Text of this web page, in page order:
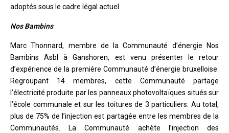
adoptés sous le cadre légal actuel.
Nos Bambins
Marc Thonnard, membre de la Communauté d’énergie Nos
Bambins Asbl à Ganshoren, est venu présenter le retour
d’expérience de la première Communauté d’énergie bruxelloise.
Regroupant 14 membres, cette Communauté partage
l’électricité produite par les panneaux photovoltaïques situés sur
l’école communale et sur les toitures de 3 particuliers. Au total,
plus de 75% de l’injection est partagée entre les membres de la
Communautés. La Communauté achète l’injection des